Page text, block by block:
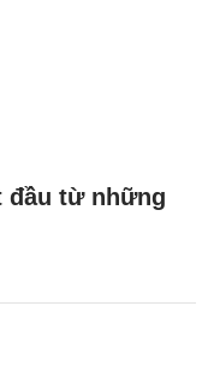
đầu từ những